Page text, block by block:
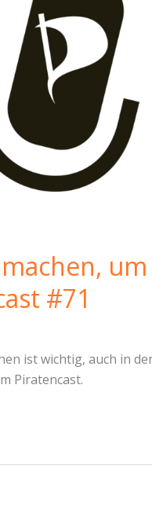
#71
ist wichtig, auch in
Piratencast.